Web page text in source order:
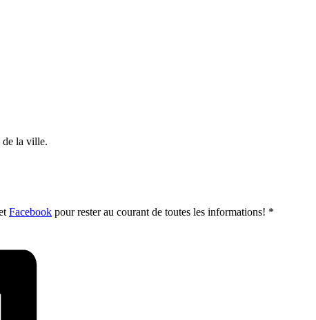
de la ville.
Facebook pour rester au courant de toutes les informations! *